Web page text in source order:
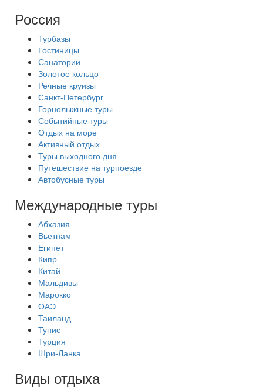
Россия
Турбазы
Гостиницы
Санатории
Золотое кольцо
Речные круизы
Санкт-Петербург
Горнолыжные туры
Событийные туры
Отдых на море
Активный отдых
Туры выходного дня
Путешествие на турпоезде
Автобусные туры
Международные туры
Абхазия
Вьетнам
Египет
Кипр
Китай
Мальдивы
Марокко
ОАЭ
Таиланд
Тунис
Турция
Шри-Ланка
Виды отдыха